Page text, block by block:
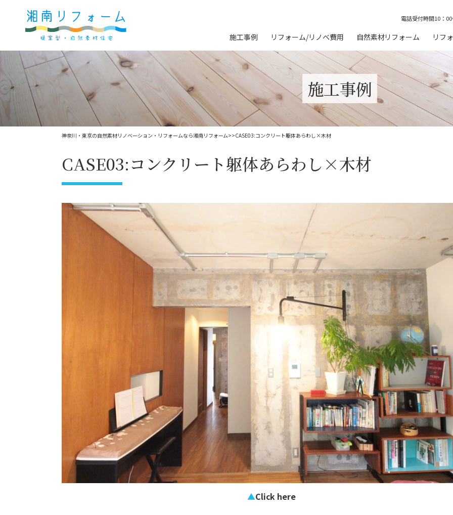
施工事例
お客様の声
リフォーム/リノベ費用 自然素材リフォーム
無垢材フローリング
塗り壁（珪藻土・漆喰・ゼ
オライト）
オガファザー＋自然塗料
家具
夏の木繊維断熱材シュタイ
リフ
ベ
50
電話受付時間10：
施工事例
神奈川・東京の自然素材リノベーション・リフォームなら湘南リフォーム>>CASE03:コンクリート躯体あらわし×木材
CASE03:コンクリート躯体あらわし×木材
▲Click here